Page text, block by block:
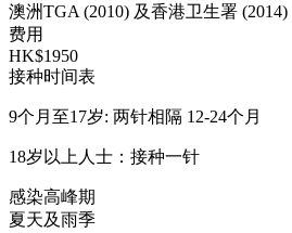
澳洲TGA (2010) 及香港卫生署 (2014)
费用
HK$1950
接种时间表
9个月至17岁: 两针相隔 12-24个月
18岁以上人士：接种一针
感染高峰期
夏天及雨季